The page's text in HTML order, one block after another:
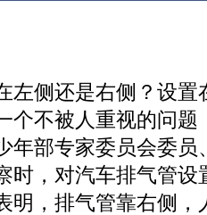
侧还是右侧？设置
个不被人重视的问
年部专家委员会委员
时，对汽车排气管设
明，排气管靠右侧，